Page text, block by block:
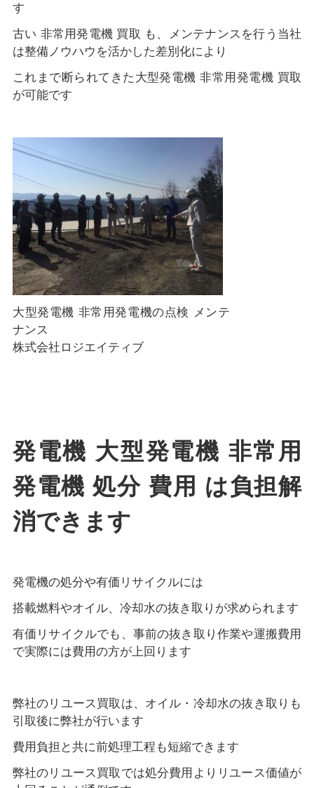
す
古い 非常用発電機 買取 も、メンテナンスを行う当社
は整備ノウハウを活かした差別化により
これまで断られてきた大型発電機 非常用発電機 買取
が可能です
大型発電機 非常用発電機の点検 メンテ
ナンス
株式会社ロジエイティブ
発電機 大型発電機 非常用
発電機 処分 費用 は負担解
消できます
発電機の処分や有価リサイクルには
搭載燃料やオイル、冷却水の抜き取りが求められます
有価リサイクルでも、事前の抜き取り作業や運搬費用
で実際には費用の方が上回ります
弊社のリユース買取は、オイル・冷却水の抜き取りも
引取後に弊社が行います
費用負担と共に前処理工程も短縮できます
弊社のリユース買取では処分費用よりリユース価値が